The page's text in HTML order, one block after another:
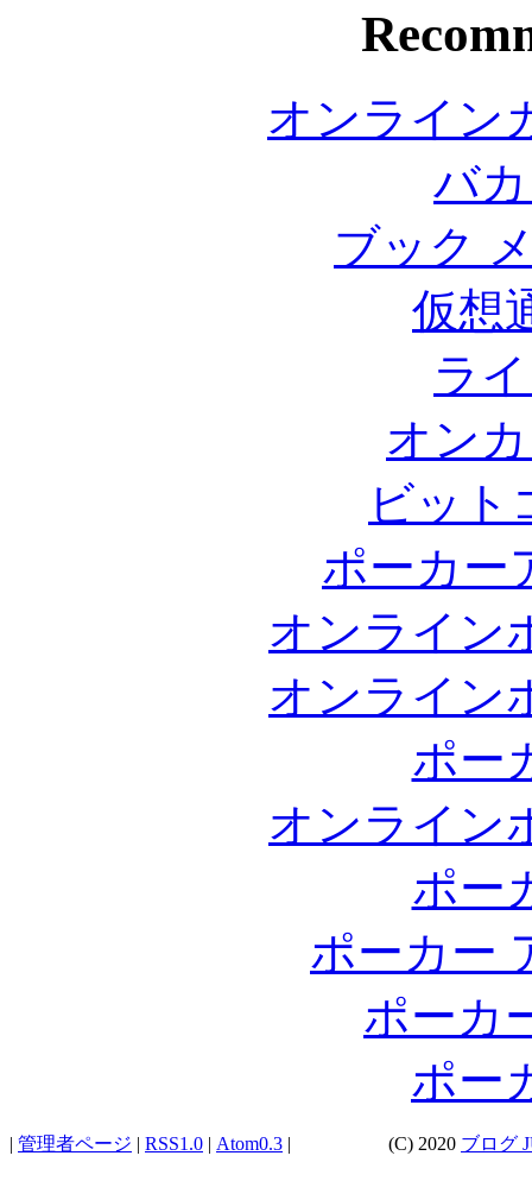
オンライン
バ
ブック
仮想
ラ
オン
ビット
ポーカー
オンライン
オンライン
ポー
オンライン
ポー
ポーカー
ポーカ
ポー
| 管理者ページ | RSS1.0 | Atom0.3 | (C) 2020 ブログ